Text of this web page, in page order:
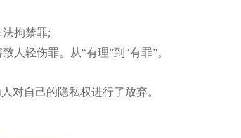
拘禁罪;
轻伤罪。从“有理”到“有罪”。
自己的隐私权进行了放弃。